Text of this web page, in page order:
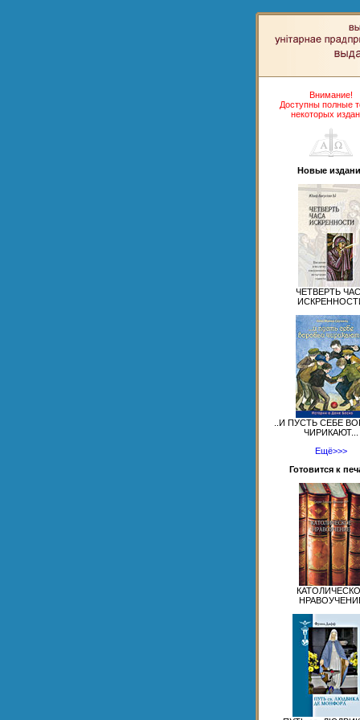
Внимание!
Доступны полные
некоторых
Новые
ЧЕТВЕРТЬ
..И ПУСТЬ СЕБЕ
ЧИРИКАЮТ...
Ещё>>>
Готовится к